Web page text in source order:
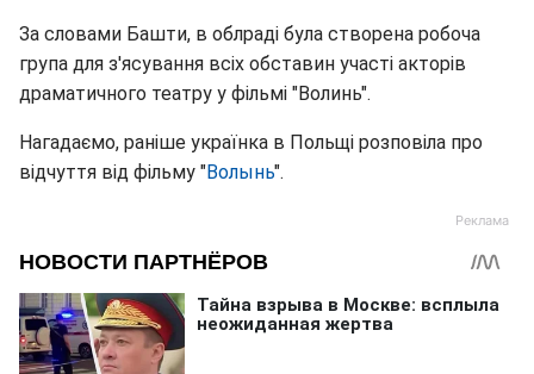
За словами Башти, в облраді була створена робоча
група для з'ясування всіх обставин участі акторів
драматичного театру у фільмі "Волинь".
Нагадаємо, раніше українка в Польщі розповіла про
відчуття від фільму "Волынь".